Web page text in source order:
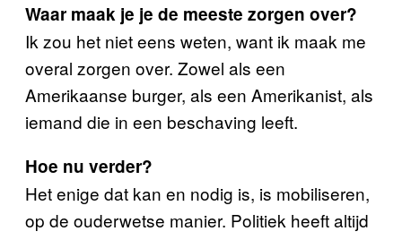
Waar maak je je de meeste zorgen over?
Ik zou het niet eens weten, want ik maak me
overal zorgen over. Zowel als een
Amerikaanse burger, als een Amerikanist, als
iemand die in een beschaving leeft.
Hoe nu verder?
Het enige dat kan en nodig is, is mobiliseren,
op de ouderwetse manier. Politiek heeft altijd